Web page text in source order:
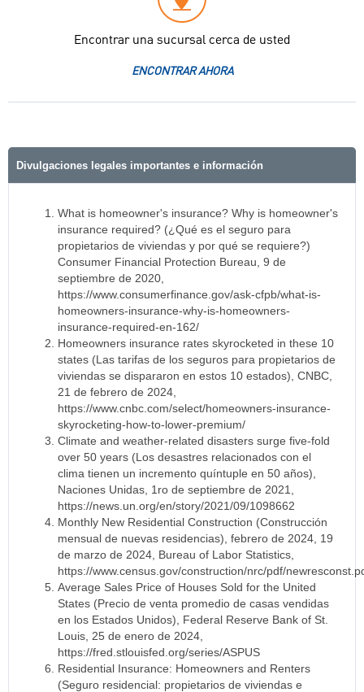
Encontrar una sucursal cerca de usted
ENCONTRAR AHORA
Divulgaciones legales importantes e información
What is homeowner's insurance? Why is homeowner's
insurance required? (¿Qué es el seguro para
propietarios de viviendas y por qué se requiere?)
Consumer Financial Protection Bureau, 9 de
septiembre de 2020,
https://www.consumerfinance.gov/ask-cfpb/what-is-
homeowners-insurance-why-is-homeowners-
insurance-required-en-162/
Homeowners insurance rates skyrocketed in these 10
states (Las tarifas de los seguros para propietarios de
viviendas se dispararon en estos 10 estados), CNBC,
21 de febrero de 2024,
https://www.cnbc.com/select/homeowners-insurance-
skyrocketing-how-to-lower-premium/
Climate and weather-related disasters surge five-fold
over 50 years (Los desastres relacionados con el
clima tienen un incremento quíntuple en 50 años),
Naciones Unidas, 1ro de septiembre de 2021,
https://news.un.org/en/story/2021/09/1098662
Monthly New Residential Construction (Construcción
mensual de nuevas residencias), febrero de 2024, 19
de marzo de 2024, Bureau of Labor Statistics,
https://www.census.gov/construction/nrc/pdf/
Average Sales Price of Houses Sold for the United
States (Precio de venta promedio de casas vendidas
en los Estados Unidos), Federal Reserve Bank of St.
Louis, 25 de enero de 2024,
https://fred.stlouisfed.org/series/ASPUS
Residential Insurance: Homeowners and Renters
(Seguro residencial: propietarios de viviendas e